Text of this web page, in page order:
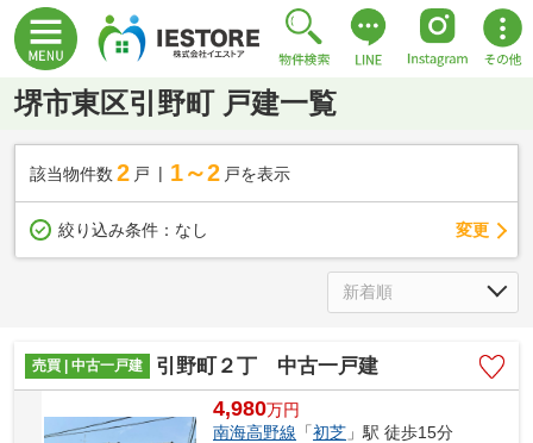
堺市東区引野町 戸建一覧
該当物件数 2 戸 1～2 戸を表示
絞り込み条件： なし 変更
売買 | 中古一戸建 引野町２丁 中古一戸建
4,980万円
南海高野線 「初芝 」駅 徒歩15分